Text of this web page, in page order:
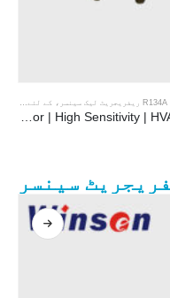
R134A ریفریجریٹ لیک سینسر ، کے لئے ، کے لئے ، کے لئے ،.
MH-441D NDIR Infrared Refrigerant Sensor | High Sensitivity | HVAC & Industrial Safety | Long Lifespan